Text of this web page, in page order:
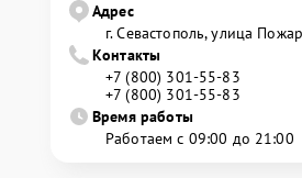
Адрес
г. Севастополь, улица
Контакты
+7 (800) 301-55-83
+7 (800) 301-55-83
Время работы
Работаем с 09:00 до 21:00